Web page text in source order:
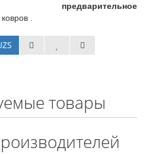
предварительное
ковров .
товары